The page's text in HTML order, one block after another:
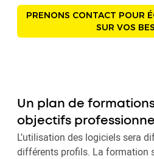
PRENONS CONTACT POUR
SUR VOS
Un plan de
objectifs
L’utilisation des logiciels sera
différents profils. La formation